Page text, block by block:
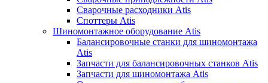
Сварочные расходники Atis
Споттеры Atis
Шиномонтажное оборудование Atis
Балансировочные станки для шиномонтажа
Atis
Запчасти для балансировочных станков Atis
Запчасти для шиномонтажа Atis